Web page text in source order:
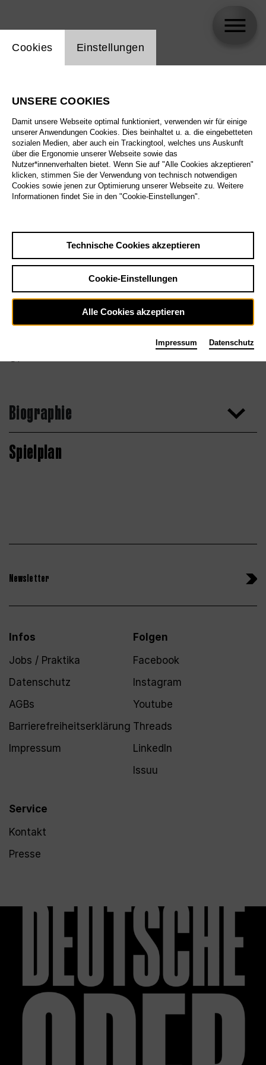
Biographie
Spielplan
Newsletter
Infos
Jobs / Praktika
Datenschutz
AGBs
Barrierefreiheitserklärung
Impressum
Service
Kontakt
Presse
Folgen
Facebook
Instagram
Youtube
Threads
LinkedIn
Issuu
Einstellung Website Cookie
Cookies Einstellungen
UNSERE COOKIES
Damit unsere Webseite optimal funktioniert, verwenden wir für einige
unserer Anwendungen Cookies. Dies beinhaltet u. a. die eingebetteten
sozialen Medien, aber auch ein Trackingtool, welches uns Auskunft
über die Ergonomie unserer Webseite sowie das
Nutzer*innenverhalten bietet. Wenn Sie auf "Alle Cookies akzeptieren"
klicken, stimmen Sie der Verwendung von technisch notwendigen
Cookies sowie jenen zur Optimierung unserer Webseite zu. Weitere
Informationen findet Sie in den "Cookie-Einstellungen".
Technische Cookies akzeptieren
Cookie-Einstellungen
Alle Cookies akzeptieren
Impressum Datenschutz